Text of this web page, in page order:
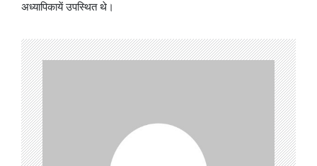
अध्यापिकायें उपस्थित थे।